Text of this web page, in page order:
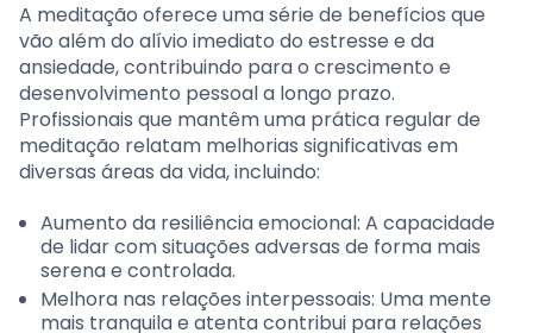
A meditação oferece uma série de benefícios que
vão além do alívio imediato do estresse e da
ansiedade, contribuindo para o crescimento e
desenvolvimento pessoal a longo prazo.
Profissionais que mantêm uma prática regular de
meditação relatam melhorias significativas em
diversas áreas da vida, incluindo:
Aumento da resiliência emocional: A capacidade
de lidar com situações adversas de forma mais
serena e controlada.
Melhora nas relações interpessoais: Uma mente
mais tranquila e atenta contribui para relações